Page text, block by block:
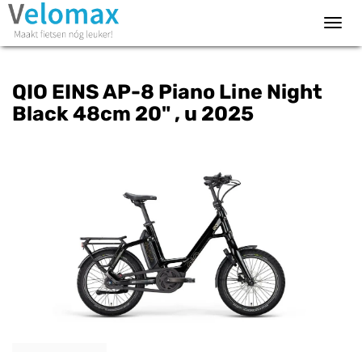
QIO EINS AP-8 Piano Line Night
Black 48cm 20" , u 2025